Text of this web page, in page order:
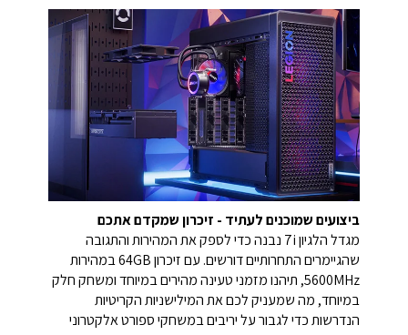
ביצועים שמוכנים לעתיד - זיכרון שמקדם אתכם
מגדל הלגיון 7i נבנה כדי לספק את המהירות והתגובה
שהגיימרים התחרותיים דורשים. עם זיכרון 64GB במהירות
5600MHz, תיהנו מזמני טעינה מהירים במיוחד ומשחק חלק
במיוחד, מה שמעניק לכם את המילישניות הקריטיות
הנדרשות כדי לגבור על יריבים במשחקי ספורט אלקטרוני